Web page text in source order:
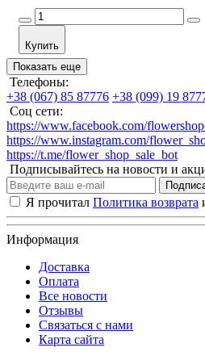
Купить
Показать еще
Телефоны:
+38 (067) 85 87776 +38 (099) 19
Соц сети:
https://www.facebook.com/
https://www.instagram.com/
https://t.me/flower_shop_sale_bot
Подписывайтесь на новости и
Я прочитал Политика возврата
Информация
Доставка
Оплата
Все новости
Отзывы
Связаться с нами
Карта сайта